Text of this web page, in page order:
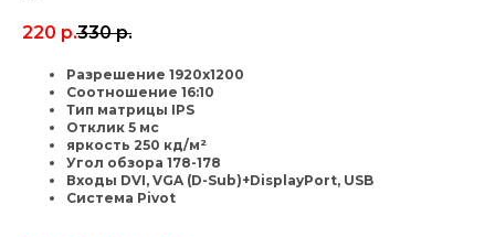
220 р.330 р.
Разрешение 1920x1200
Соотношение 16:10
Тип матрицы IPS
Отклик 5 мс
яркость 250 кд/м²
Угол обзора 178-178
Входы DVI, VGA (D-Sub)+DisplayPort, USB
Система Pivot